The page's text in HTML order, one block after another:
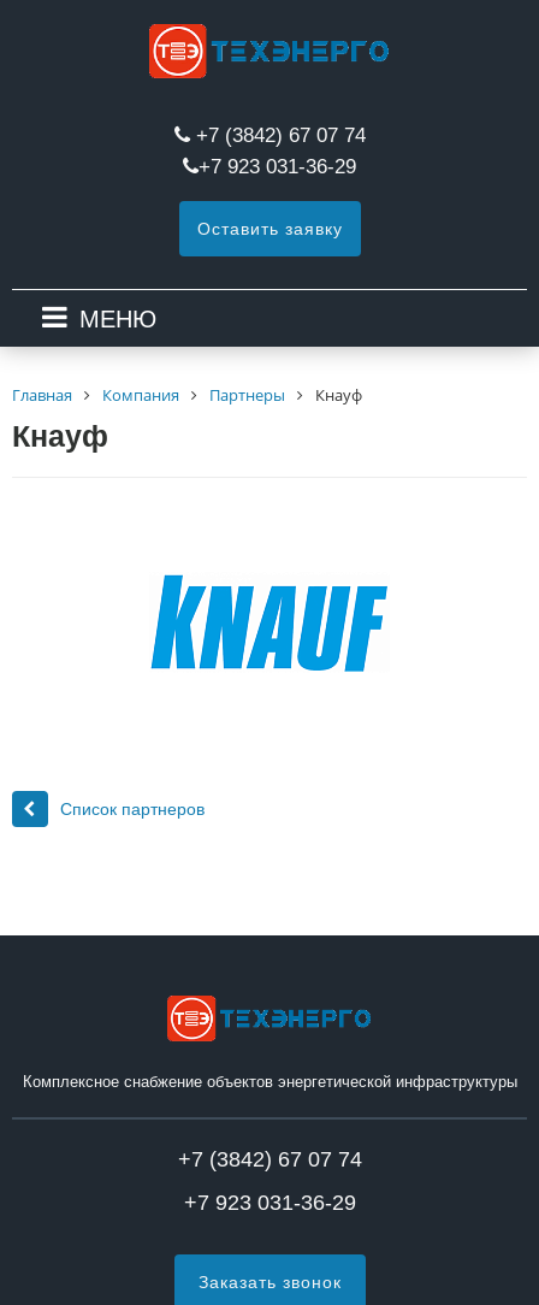
+7 (3842) 67 07 74
+7 923 031-36-29
Оставить заявку
МЕНЮ
Главная Компания Партнеры Кнауф
Кнауф
Список партнеров
Комплексное снабжение объектов энергетической инфраструктуры
+7 (3842) 67 07 74
+7 923 031-36-29
Заказать звонок